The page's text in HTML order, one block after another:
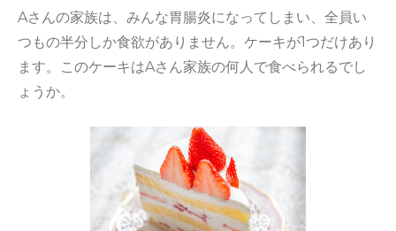
Aさんの家族は、みんな胃腸炎になってしまい、全員い
つもの半分しか食欲がありません。ケーキが1つだけあり
ます。このケーキはAさん家族の何人で食べられるでし
ょうか。